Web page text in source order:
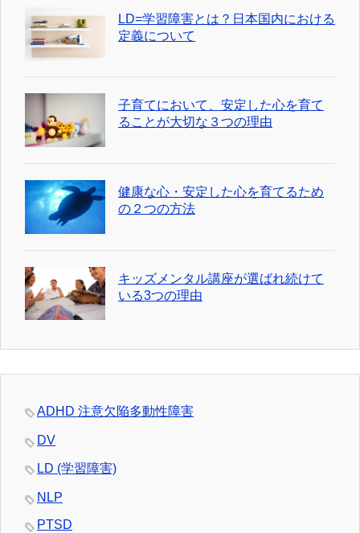
LD=学習障害とは？日本国内における
定義について
子育てにおいて、安定した心を育て
ることが大切な３つの理由
健康な心・安定した心を育てるため
の２つの方法
キッズメンタル講座が選ばれ続けて
いる3つの理由
ADHD 注意欠陥多動性障害
DV
LD (学習障害)
NLP
PTSD